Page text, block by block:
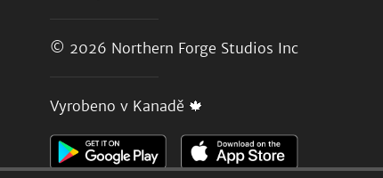
© 2026 Northern Forge Studios Inc
Vyrobeno v Kanadě 🍁